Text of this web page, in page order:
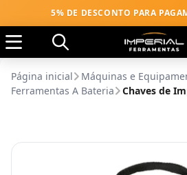
5% DE DESCONTO PARA
Página inicial
Máquinas e
Ferramentas A Bateria
Chaves de